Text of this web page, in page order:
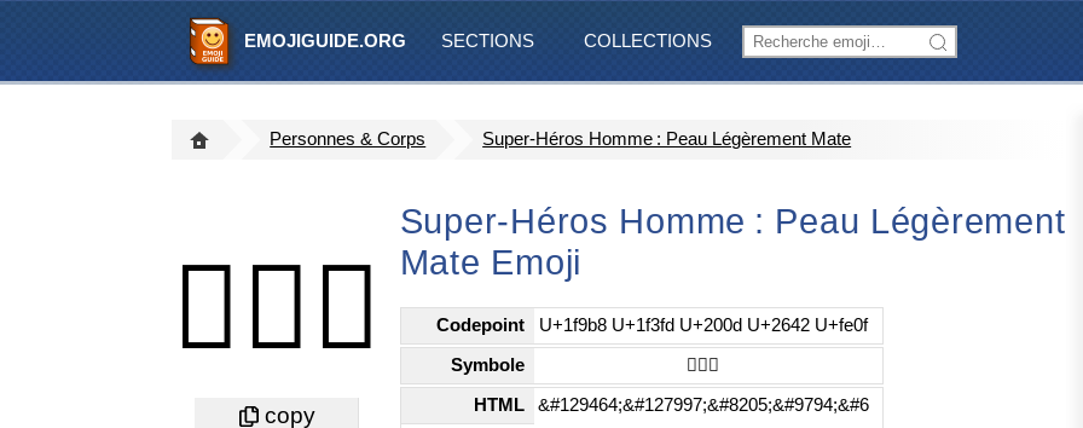
EMOJIGUIDE.ORG SECTIONS COLLECTIONS
Personnes & Corps Super-Héros Homme : Peau Légèrement Mate
🦸🏽‍♂️
Super-Héros Homme : Peau Légèrement
Mate Emoji
Codepoint U+1f9b8 U+1f3fd U+200d U+2642 U+fe0f
Symbole 🦸🏽‍♂️
HTML
&#129464;&#127997;&#8205;&#9794;&#6